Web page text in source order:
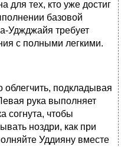
для тех, кто уже достиг
базовой
Уджджайя требует
с полными легкими.
подкладывая
рука выполняет
согнута, чтобы
ноздри, как при
Уддияну вместе